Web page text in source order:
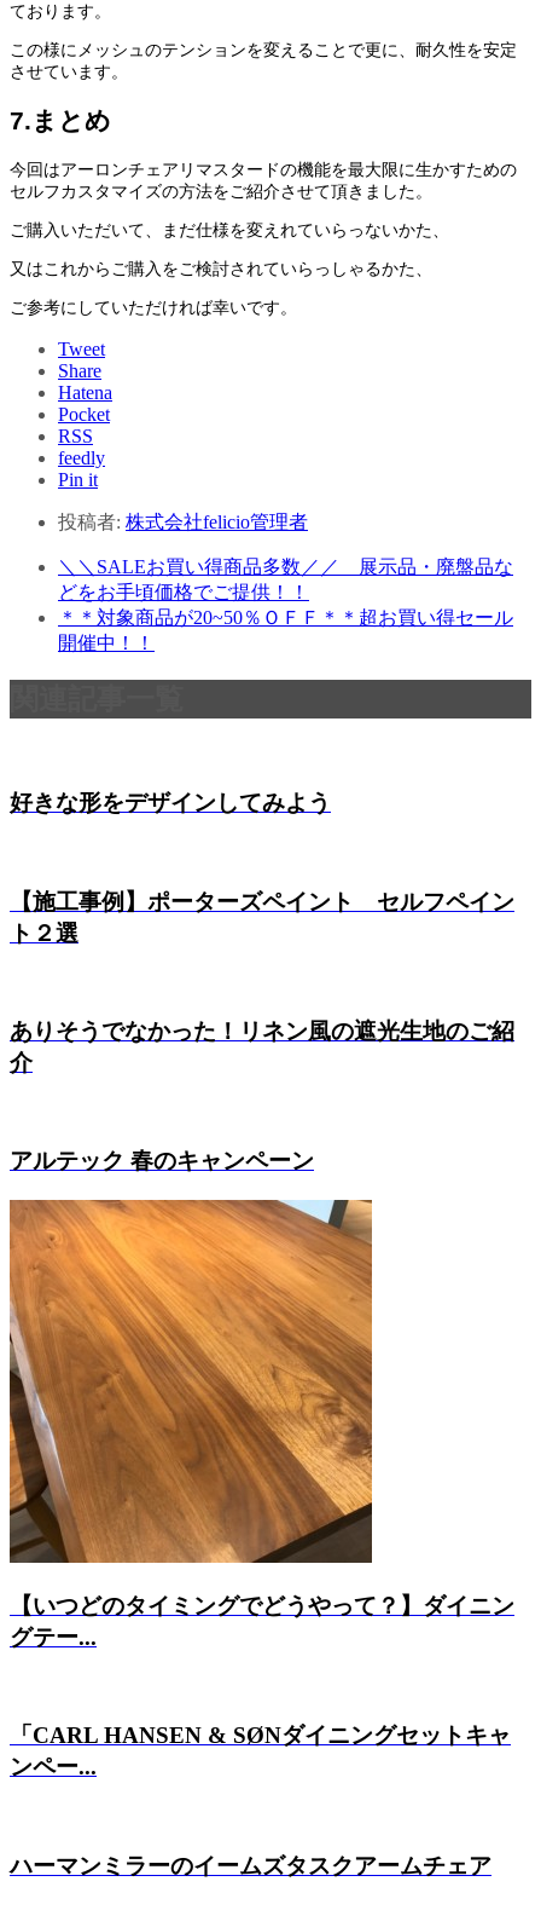
ております。
この様にメッシュのテンションを変えることで更に、耐久性を安定
させています。
7.まとめ
今回はアーロンチェアリマスタードの機能を最大限に生かすための
セルフカスタマイズの方法をご紹介させて頂きました。
ご購入いただいて、まだ仕様を変えれていらっないかた、
又はこれからご購入をご検討されていらっしゃるかた、
ご参考にしていただければ幸いです。
Tweet
Share
Hatena
Pocket
RSS
feedly
Pin it
投稿者: 株式会社felicio管理者
＼＼SALEお買い得商品多数／／ 展示品・廃盤品な
どをお手頃価格でご提供！！
＊＊対象商品が20~50％ＯＦＦ＊＊超お買い得セール
開催中！！
好きな形をデザインしてみよう
【施工事例】ポーターズペイント セルフペイン
ト２選
ありそうでなかった！リネン風の遮光生地のご紹
介
アルテック 春のキャンペーン
【いつどのタイミングでどうやって？】ダイニン
グテー...
「CARL HANSEN & SØNダイニングセットキャ
ンペー...
ハーマンミラーのイームズタスクアームチェア